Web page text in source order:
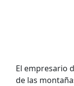
El empresario
de las